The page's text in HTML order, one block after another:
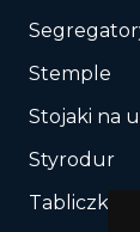
Stemple
Stojaki na
Styrodur
Tabliczki,